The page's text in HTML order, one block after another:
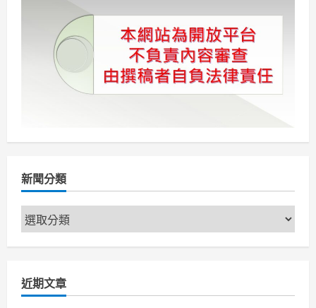
新聞分類
新
聞
近期文章